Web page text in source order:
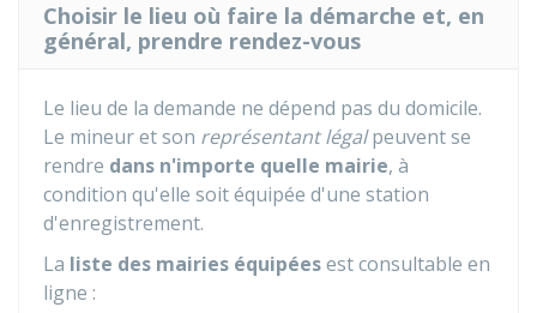
Choisir le lieu où faire la démarche et, en
général, prendre rendez-vous
Le lieu de la demande ne dépend pas du domicile.
Le mineur et son représentant légalpeuvent se
rendre dans n'importe quelle mairie, à
condition qu'elle soit équipée d'une station
d'enregistrement.
La liste des mairies équipéesest consultable en
ligne :